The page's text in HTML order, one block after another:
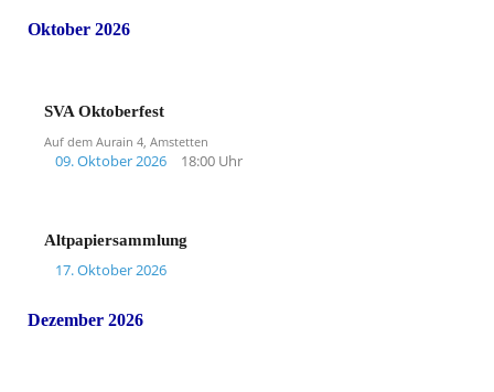
Oktober 2026
SVA Oktoberfest
Auf dem Aurain 4, Amstetten
09. Oktober 2026 18:00 Uhr
Altpapiersammlung
17. Oktober 2026
Dezember 2026